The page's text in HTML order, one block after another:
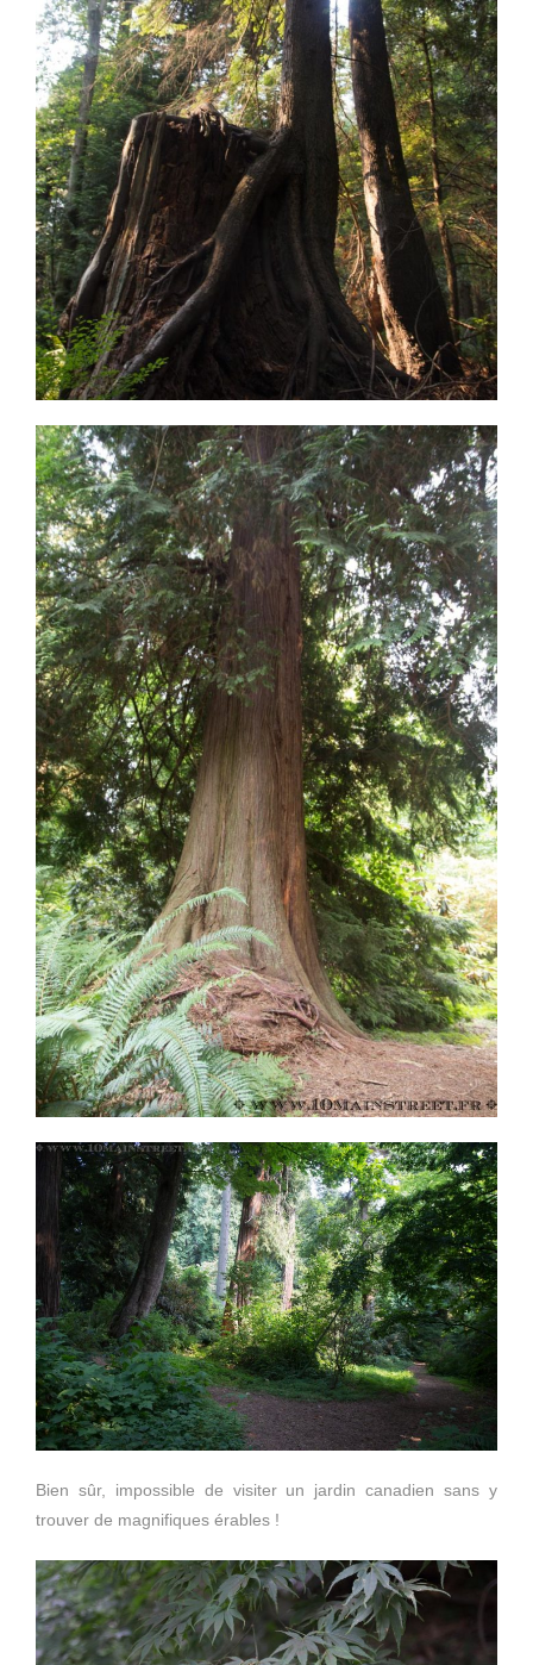
Bien sûr, impossible de visiter un jardin canadien sans y
trouver de magnifiques érables !